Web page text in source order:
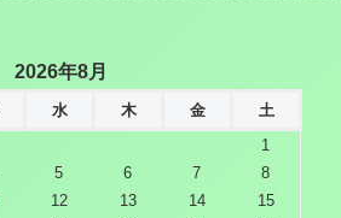
2026年8月
水 木 金
土
1
5 6 7
8
12 13 14
15